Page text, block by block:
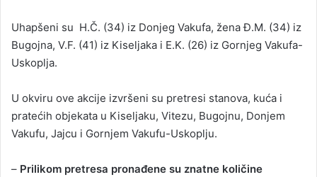
Uhapšeni su H.Č. (34) iz Donjeg Vakufa, žena Đ.M. (34) iz
Bugojna, V.F. (41) iz Kiseljaka i E.K. (26) iz Gornjeg Vakufa-
Uskoplja.
U okviru ove akcije izvršeni su pretresi stanova, kuća i
pratećih objekata u Kiseljaku, Vitezu, Bugojnu, Donjem
Vakufu, Jajcu i Gornjem Vakufu-Uskoplju.
– Prilikom pretresa pronađene su znatne količine